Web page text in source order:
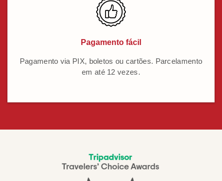
Pagamento fácil
Pagamento via PIX, boletos ou cartões. Parcelamento
em até 12 vezes.